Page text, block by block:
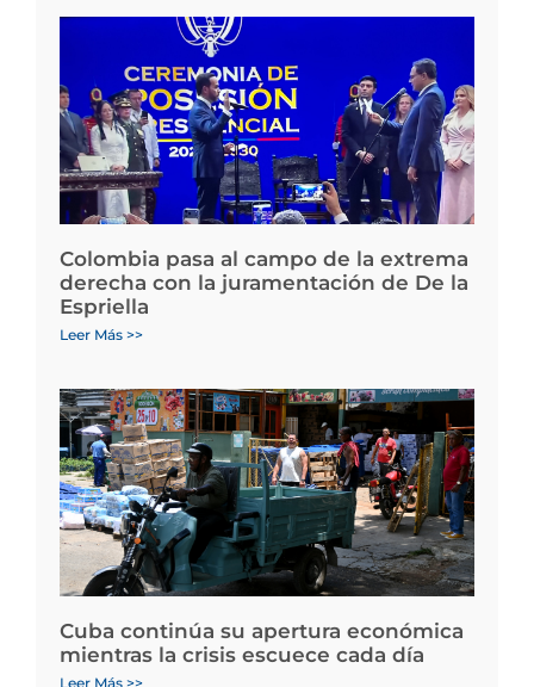
Colombia pasa al campo de la extrema
derecha con la juramentación de De la
Espriella
Leer Más >>
Cuba continúa su apertura económica
mientras la crisis escuece cada día
Leer Más >>